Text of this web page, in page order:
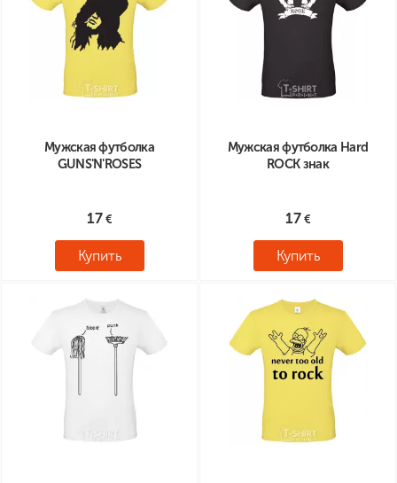
Мужская футболка
GUNS'N'ROSES
17
Купить
Мужская футболка Hard
ROCK знак
17
Купить